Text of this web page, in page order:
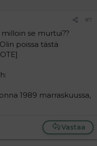
#7
milloin se murtui??
Olin poissa tästä
1989 marraskuussa,
Vastaa